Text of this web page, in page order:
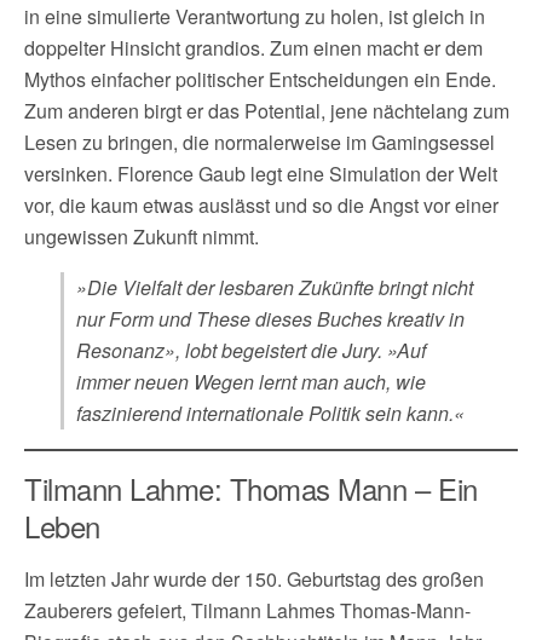
in eine simulierte Verantwortung zu holen, ist gleich in
doppelter Hinsicht grandios. Zum einen macht er dem
Mythos einfacher politischer Entscheidungen ein Ende.
Zum anderen birgt er das Potential, jene nächtelang zum
Lesen zu bringen, die normalerweise im Gamingsessel
versinken. Florence Gaub legt eine Simulation der Welt
vor, die kaum etwas auslässt und so die Angst vor einer
ungewissen Zukunft nimmt.
»Die Vielfalt der lesbaren Zukünfte bringt nicht
nur Form und These dieses Buches kreativ in
Resonanz», lobt begeistert die Jury. »Auf
immer neuen Wegen lernt man auch, wie
faszinierend internationale Politik sein kann.«
Tilmann Lahme: Thomas Mann – Ein
Leben
Im letzten Jahr wurde der 150. Geburtstag des großen
Zauberers gefeiert, Tilmann Lahmes Thomas-Mann-